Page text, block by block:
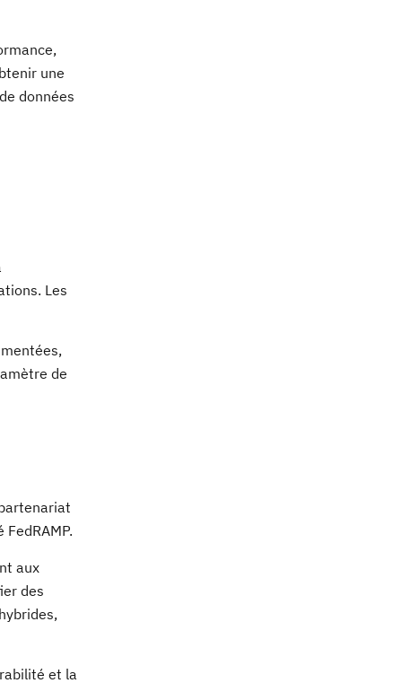
une
données
Les
de
aux
des
et la